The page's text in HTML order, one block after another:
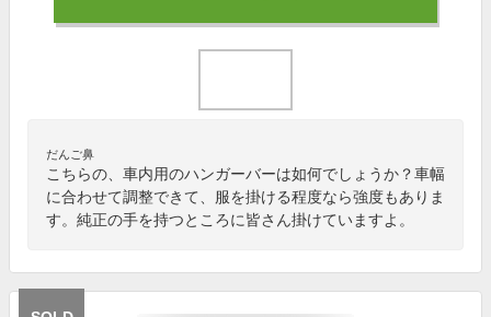
だんご鼻
こちらの、車内用のハンガーバーは如何でしょうか？車幅
に合わせて調整できて、服を掛ける程度なら強度もありま
す。純正の手を持つところに皆さん掛けていますよ。